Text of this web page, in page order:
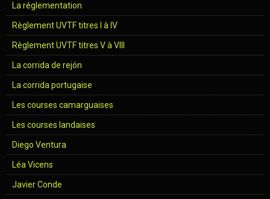
La réglementation
Règlement UVTF titres I à IV
Règlement UVTF titres V à VIII
La corrida de rejón
La corrida portugaise
Les courses camarguaises
Les courses landaises
Diego Ventura
Léa Vicens
Javier Conde